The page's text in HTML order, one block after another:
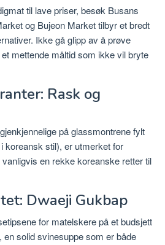
til lave priser, besøk Busans
og Bujeon Market tilbyr et bredt
Ikke gå glipp av å prøve
mettende måltid som ikke vil bryte
Rask og
på glassmontrene fylt
koreansk stil), er utmerket for
en rekke koreanske retter til
Dwaeji Gukbap
for matelskere på et budsjett
en solid svinesuppe som er både